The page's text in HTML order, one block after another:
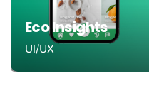
Eco Insights
UI/UX